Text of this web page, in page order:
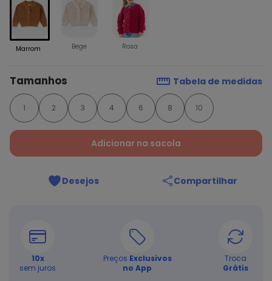
Marrom Bege Rosa
Tamanhos Tabela de medidas
1 2 3 4 6 8 10
Adicionar na sacola
Desejos Compartilhar
10x
sem juros
Preços Exclusivos
no App
Troca
Grátis